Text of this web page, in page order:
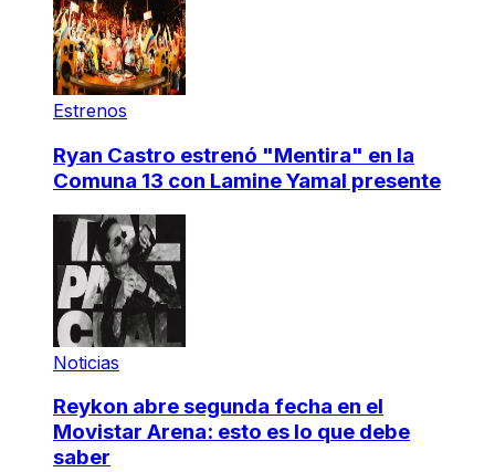
Estrenos
Ryan Castro estrenó "Mentira" en la
Comuna 13 con Lamine Yamal presente
Noticias
Reykon abre segunda fecha en el
Movistar Arena: esto es lo que debe
saber